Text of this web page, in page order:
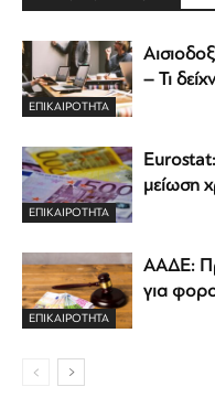
ΕΠΙΚΑΙΡΟΤΗΤΑ
– Τι
ΕΠΙΚΑΙΡΟΤΗΤΑ
μείωση
ΕΠΙΚΑΙΡΟΤΗΤΑ
ΑΑΔΕ:
για